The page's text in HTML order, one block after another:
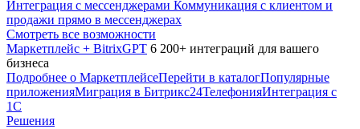
Интеграция с мессенджерами Коммуникация с клиентом и
продажи прямо в мессенджерах
Смотреть все возможности
Маркетплейс + BitrixGPT 6 200+ интеграций для вашего
бизнеса
Подробнее о МаркетплейсеПерейти в каталогПопулярные
приложенияМиграция в Битрикс24ТелефонияИнтеграция с
1С
Решения